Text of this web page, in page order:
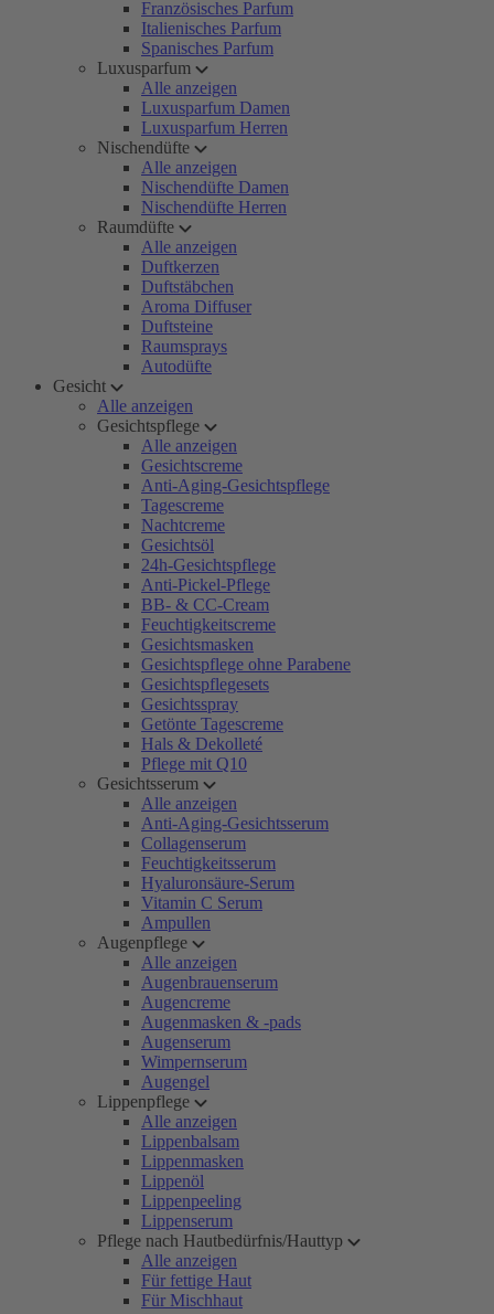
Französisches Parfum
Italienisches Parfum
Spanisches Parfum
Luxusparfum
Alle anzeigen
Luxusparfum Damen
Luxusparfum Herren
Nischendüfte
Alle anzeigen
Nischendüfte Damen
Nischendüfte Herren
Raumdüfte
Alle anzeigen
Duftkerzen
Duftstäbchen
Aroma Diffuser
Duftsteine
Raumsprays
Autodüfte
Gesicht
Alle anzeigen
Gesichtspflege
Alle anzeigen
Gesichtscreme
Anti-Aging-Gesichtspflege
Tagescreme
Nachtcreme
Gesichtsöl
24h-Gesichtspflege
Anti-Pickel-Pflege
BB- & CC-Cream
Feuchtigkeitscreme
Gesichtsmasken
Gesichtspflege ohne Parabene
Gesichtspflegesets
Gesichtsspray
Getönte Tagescreme
Hals & Dekolleté
Pflege mit Q10
Gesichtsserum
Alle anzeigen
Anti-Aging-Gesichtsserum
Collagenserum
Feuchtigkeitsserum
Hyaluronsäure-Serum
Vitamin C Serum
Ampullen
Augenpflege
Alle anzeigen
Augenbrauenserum
Augencreme
Augenmasken & -pads
Augenserum
Wimpernserum
Augengel
Lippenpflege
Alle anzeigen
Lippenbalsam
Lippenmasken
Lippenöl
Lippenpeeling
Lippenserum
Pflege nach Hautbedürfnis/Hauttyp
Alle anzeigen
Für fettige Haut
Für Mischhaut